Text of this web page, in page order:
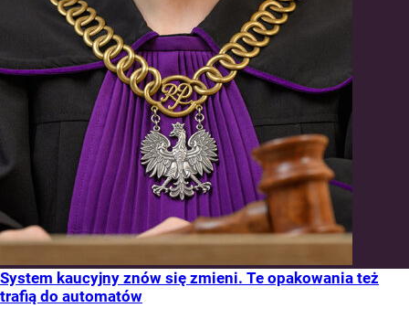
System kaucyjny znów się zmieni. Te opakowania też
trafią do automatów